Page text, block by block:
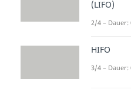
(LIFO)
2/4 – Dauer:
HIFO
3/4 – Dauer: